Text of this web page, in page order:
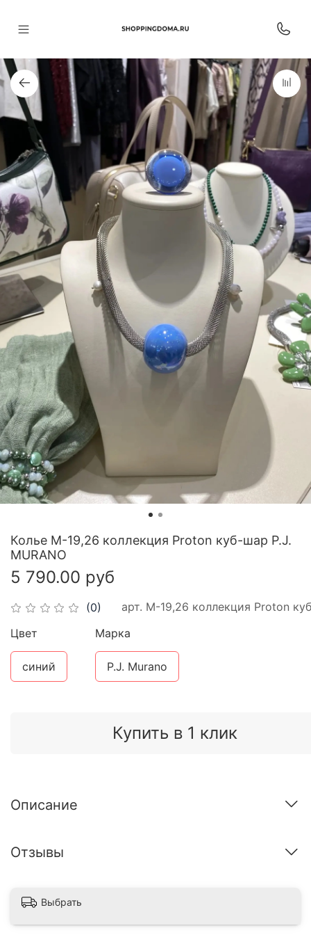
(0) арт. М-19,26 коллекция Proton
Колье М-19,26 коллекция Proton куб-шар P.J.
MURANO
5 790.00 руб
Купить в 1 клик
Цвет
синий
Марка
P.J. Murano
Описание
Отзывы
Выбрать